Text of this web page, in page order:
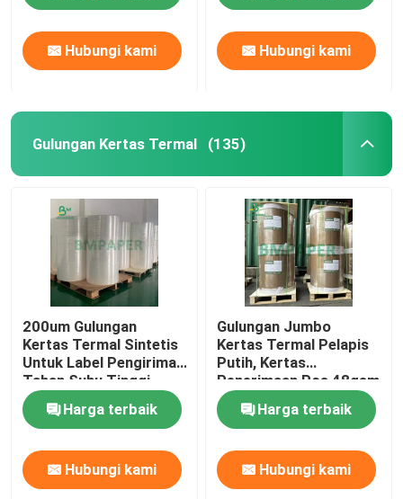
Hubungi kami Hubungi kami
Gulungan Kertas Termal (135)
200um Gulungan
Kertas Termal Sintetis
Untuk Label Pengiriman
Tahan Suhu Tinggi
Harga terbaik
Hubungi kami
Gulungan Jumbo
Kertas Termal Pelapis
Putih, Kertas
Penerimaan Pos 48gsm
- 70gsm
Harga terbaik
Hubungi kami